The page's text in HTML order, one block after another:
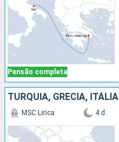
Pensão completa
TURQUIA, GRÉCIA, ITÁLIA
MSC Lirica 4 d